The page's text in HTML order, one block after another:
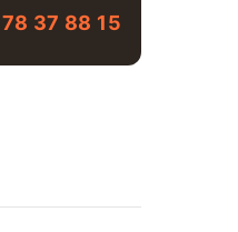
37 88 15